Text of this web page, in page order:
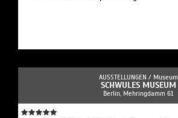
AUSSTELLUNGEN / Museum
SCHWULES MUSEUM
Berlin, Mehringdamm 61